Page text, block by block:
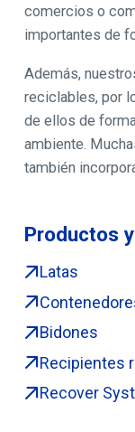
comercios o
importantes de
Además,
reciclables, por
de ellos de
ambiente.
también
Productos
Latas
Bidones
Recipientes
Recover